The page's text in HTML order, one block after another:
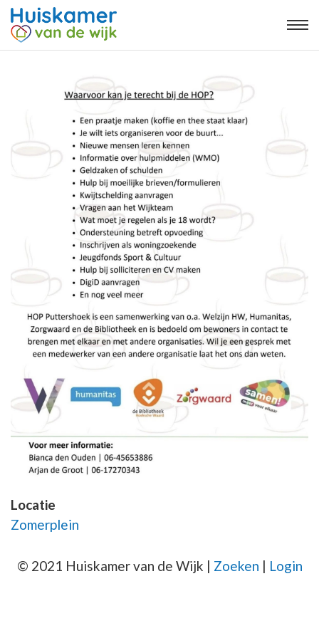
Locatie
Zomerplein
© 2021 Huiskamer van de Wijk | Zoeken | Login